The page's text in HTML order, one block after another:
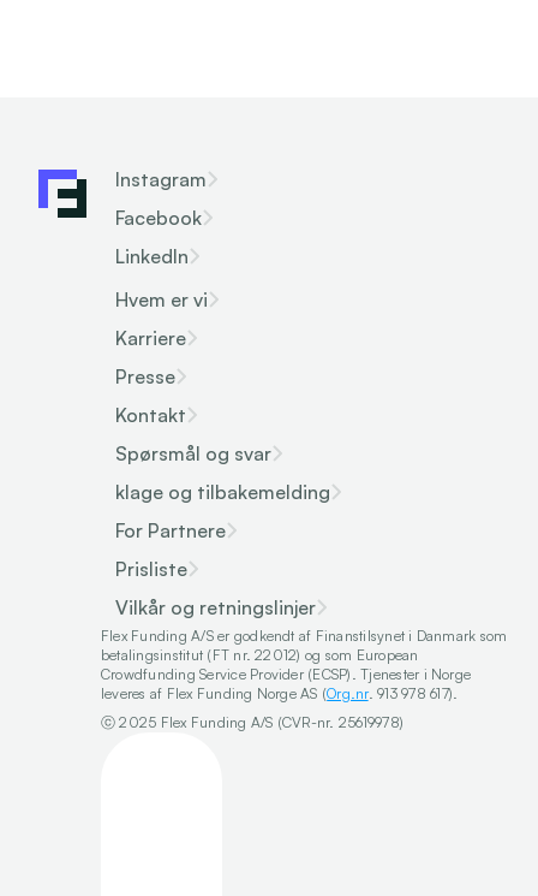
Instagram
Facebook
LinkedIn
Hvem er vi
Karriere
Presse
Kontakt
Spørsmål og svar
klage og tilbakemelding
For Partnere
Prisliste
Vilkår og retningslinjer
Flex Funding A/S er godkendt af Finanstilsynet i Danmark som
betalingsinstitut (FT nr. 22012) og som European
Crowdfunding Service Provider (ECSP). Tjenester i Norge
leveres af Flex Funding Norge AS (Org.nr. 913 978 617).
ⓒ 2025 Flex Funding A/S (CVR-nr. 25619978)